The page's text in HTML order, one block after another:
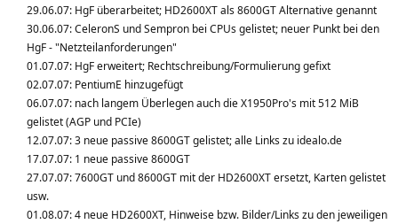
29.06.07: HgF überarbeitet; HD2600XT als 8600GT Alternative genannt
30.06.07: CeleronS und Sempron bei CPUs gelistet; neuer Punkt bei den
HgF - "Netzteilanforderungen"
01.07.07: HgF erweitert; Rechtschreibung/Formulierung gefixt
02.07.07: PentiumE hinzugefügt
06.07.07: nach langem Überlegen auch die X1950Pro's mit 512 MiB
gelistet (AGP und PCIe)
12.07.07: 3 neue passive 8600GT gelistet; alle Links zu idealo.de
17.07.07: 1 neue passive 8600GT
27.07.07: 7600GT und 8600GT mit der HD2600XT ersetzt, Karten gelistet
usw.
01.08.07: 4 neue HD2600XT, Hinweise bzw. Bilder/Links zu den jeweiligen